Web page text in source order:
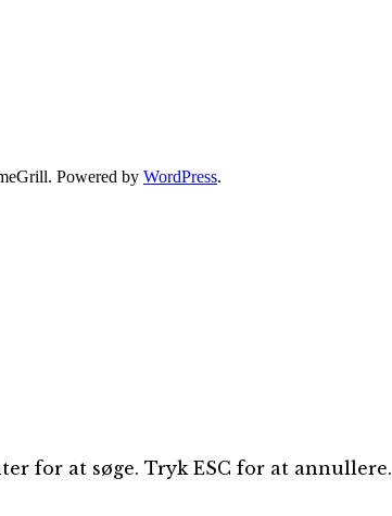
Powered by WordPress.
for at søge. Tryk ESC for at annullere.